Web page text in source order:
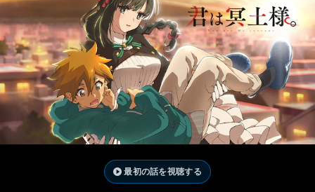
最初の話を視聴する